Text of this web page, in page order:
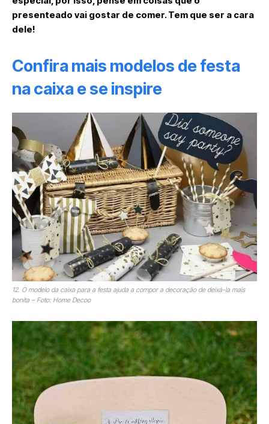
presenteado vai gostar de comer. Tem que ser a cara
dele!
Confira mais modelos de festa
na caixa e se inspire
12. O modelo da caixa para a festa ajuda a compor a decoração de deixá-la mais
bonita – Foto: Home Decoo